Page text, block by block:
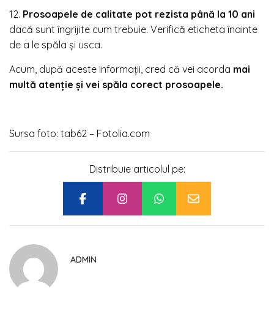
12. Prosoapele de calitate pot rezista până la 10 ani
dacă sunt îngrijite cum trebuie. Verifică eticheta înainte
de a le spăla şi usca.
Acum, după aceste informaţii, cred că vei acorda mai
multă atenţie şi vei spăla corect prosoapele.
Sursa foto: tab62 – Fotolia.com
Distribuie articolul pe:
ADMIN